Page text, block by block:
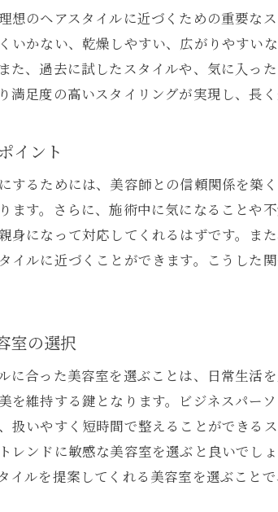
髪型で印象を変えるテ
自分に合った美容師を
個性を引き出すカスタ
新しい自分を発見する
サロン選びの最新トレ
失敗しないサロン選び
口コミを活用したサロ
サロンの雰囲気が決め
トレンドと調和するス
美容室が提供する最新
トレンドをふまえた提
トレンドを取り入れ
想のヘアスタイルに近づくための重要
いかない、乾燥しやすい、広がりやす
た、過去に試したスタイルや、気に入
満足度の高いスタイリングが実現し、長
イント
するためには、美容師との信頼関係を
ます。さらに、施術中に気になることや
身になって対応してくれるはずです。ま
イルに近づくことができます。こうし
室の選択
に合った美容室を選ぶことは、日常生活
を維持する鍵となります。ビジネスパー
扱いやすく短時間で整えることができ
レンドに敏感な美容室を選ぶと良いで
イルを提案してくれる美容室を選ぶこと